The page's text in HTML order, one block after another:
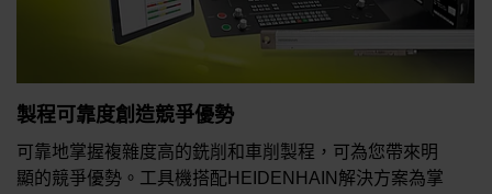
製程可靠度創造競爭優勢
可靠地掌握複雜度高的銑削和車削製程，可為您帶來明
顯的競爭優勢。工具機搭配HEIDENHAIN解決方案為掌